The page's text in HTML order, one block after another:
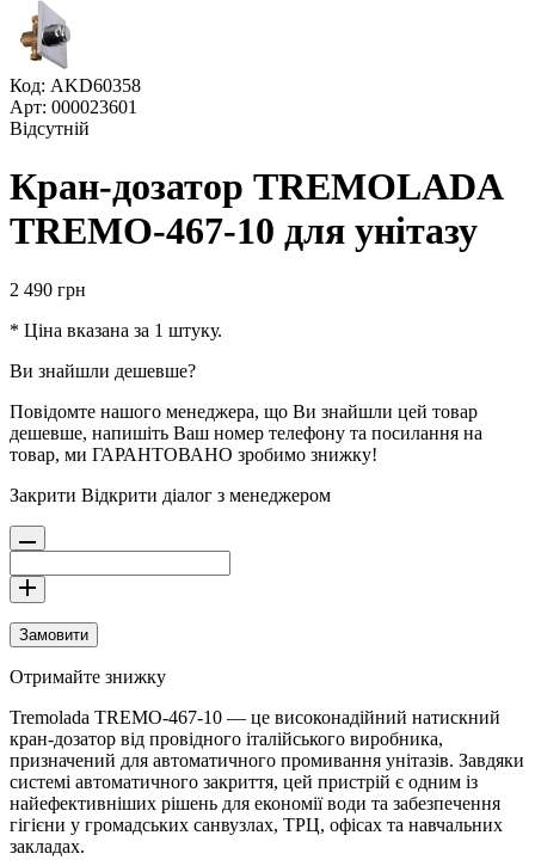
Код: AKD60358
Арт: 000023601
Відсутній
Кран-дозатор TREMOLADA
TREMO-467-10 для унітазу
2 490 грн
* Ціна вказана за 1 штуку.
Ви знайшли дешевше?
Повідомте нашого менеджера, що Ви знайшли цей товар
дешевше, напишіть Ваш номер телефону та посилання на
товар, ми ГАРАНТОВАНО зробимо знижку!
Закрити Відкрити діалог з менеджером
Замовити
Отримайте знижку
Tremolada TREMO-467-10 — це високонадійний натискний
кран-дозатор від провідного італійського виробника,
призначений для автоматичного промивання унітазів. Завдяки
системі автоматичного закриття, цей пристрій є одним із
найефективніших рішень для економії води та забезпечення
гігієни у громадських санвузлах, ТРЦ, офісах та навчальних
закладах.